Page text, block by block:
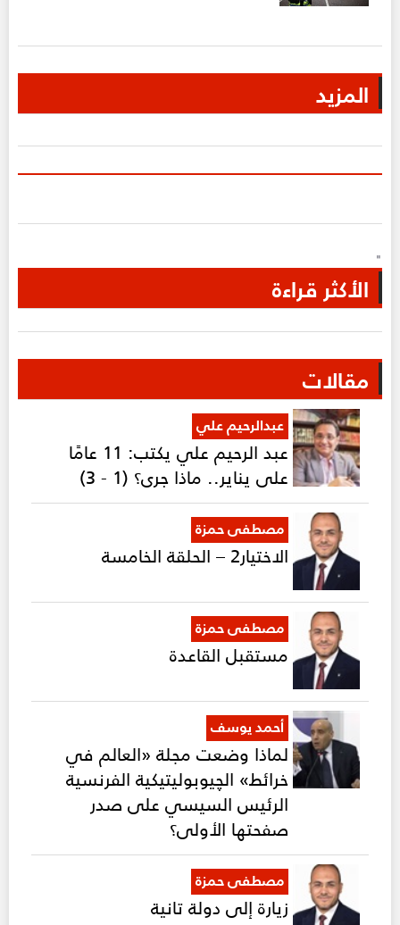
المزيد
"
الأكثر قراءة
مقالات
عبدالرحيم علي
عبد الرحيم علي يكتب: 11 عامًا
على يناير.. ماذا جرى؟ (1 - 3)
مصطفى حمزة
الاختيار2 – الحلقة الخامسة
مصطفى حمزة
مستقبل القاعدة
أحمد يوسف
لماذا وضعت مجلة «العالم في
خرائط» الچيوبوليتيكية الفرنسية
الرئيس السيسي على صدر
صفحتها الأولى؟
مصطفى حمزة
زيارة إلى دولة تانية